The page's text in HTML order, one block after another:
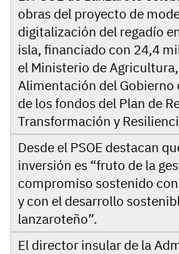
obras del proyecto de
digitalización del regadío
isla, financiado con 24,4
el Ministerio de
Alimentación del Gobierno
de los fondos del Plan de
Transformación y
Desde el PSOE destacan
inversión es “fruto de la
compromiso sostenido
y con el desarrollo
lanzaroteño”.
El director insular de la